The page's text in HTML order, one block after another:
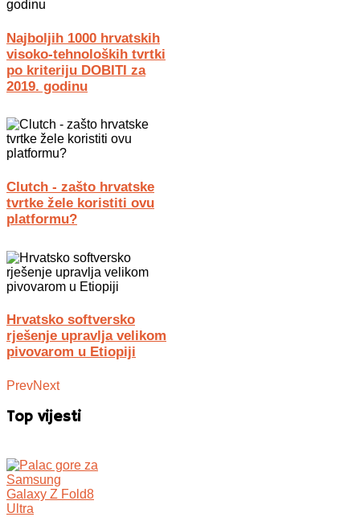
Najboljih 1000 hrvatskih
visoko-tehnoloških tvrtki
po kriteriju DOBITI za
2019. godinu
Clutch - zašto hrvatske
tvrtke žele koristiti ovu
platformu?
Hrvatsko softversko
rješenje upravlja velikom
pivovarom u Etiopiji
PrevNext
Top vijesti